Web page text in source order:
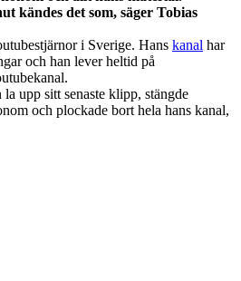
kändes det som, säger Tobias
i Sverige. Hans kanal har
och han lever heltid på
upp sitt senaste klipp, stängde
och plockade bort hela hans kanal,